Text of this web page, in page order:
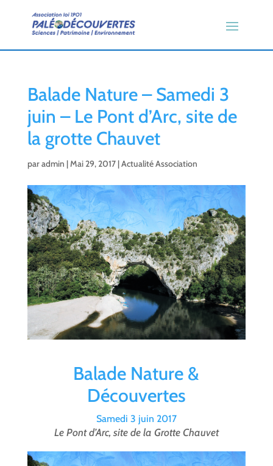
Balade Nature – Samedi 3
juin – Le Pont d’Arc, site de
la grotte Chauvet
paradmin |Mai 29, 2017|Actualité Association
Balade Nature &
Découvertes
Samedi 3 juin 2017
Le Pont d’Arc, site de la Grotte Chauvet